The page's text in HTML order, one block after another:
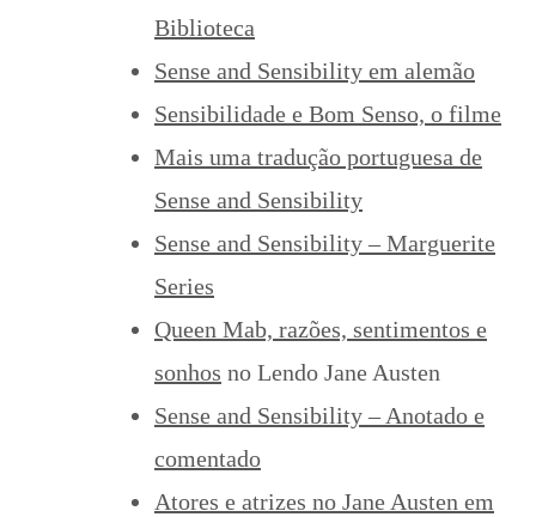
Biblioteca
Sense and Sensibility em alemão
Sensibilidade e Bom Senso, o filme
Mais uma tradução portuguesa de
Sense and Sensibility
Sense and Sensibility – Marguerite
Series
Queen Mab, razões, sentimentos e
sonhos no Lendo Jane Austen
Sense and Sensibility – Anotado e
comentado
Atores e atrizes no Jane Austen em